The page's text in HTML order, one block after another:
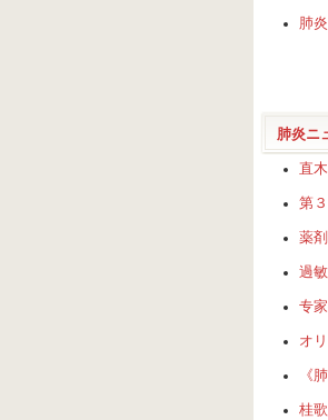
肺
肺炎ニ
直
第
薬
過
专
オ
《
桂